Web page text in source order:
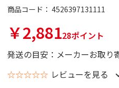
商品コード： 4526397131111
￥2,88128ポイント
発送の目安：メーカーお取り
☆☆☆☆☆ レビューを見る